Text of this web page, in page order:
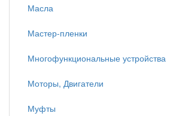
Масла
Мастер-пленки
Многофункциональные устройства
Моторы, Двигатели
Муфты